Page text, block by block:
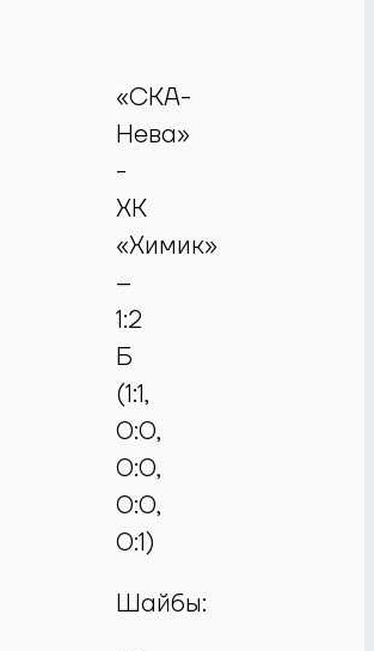
«СКА-
Нева»
-
ХК
«Химик»
–
1:2
Б
(1:1,
0:0,
0:0,
0:0,
0:1)
Шайбы: